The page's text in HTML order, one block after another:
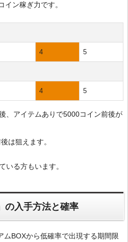
イン稼ぎ力です。
4 5
4 5
、アイテムありで5000コイン前後が
は狙えます。
いる方もいます。
の入手方法と確率
ムBOXから低確率で出現する期間限